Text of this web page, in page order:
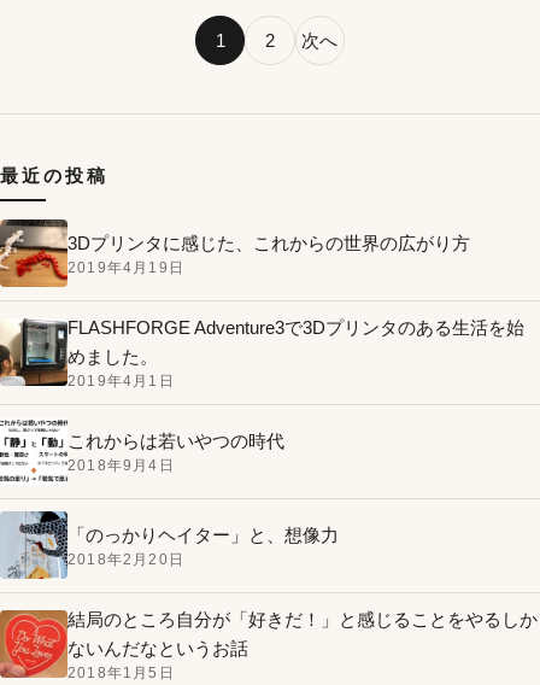
投稿のページ送り
1 2 次へ
最近の投稿
3Dプリンタに感じた、これからの世界の広がり方
2019年4月19日
FLASHFORGE Adventure3で3Dプリンタのある生活を始
めました。
2019年4月1日
これからは若いやつの時代
2018年9月4日
「のっかりヘイター」と、想像力
2018年2月20日
結局のところ自分が「好きだ！」と感じることをやるしか
ないんだなというお話
2018年1月5日